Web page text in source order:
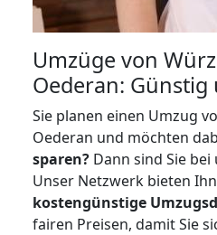
Umzüge von
Oederan: Günstig
Sie planen einen Umzug
Oederan und möchten
sparen? Dann sind Sie
Unser Netzwerk bieten
kostengünstige
fairen Preisen, damit Sie